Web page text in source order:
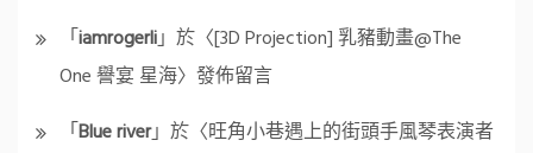
「iamrogerli」於〈[3D Projection] 乳豬動畫@The
One 譽宴 星海〉發佈留言
「Blue river」於〈旺角小巷遇上的街頭手風琴表演者